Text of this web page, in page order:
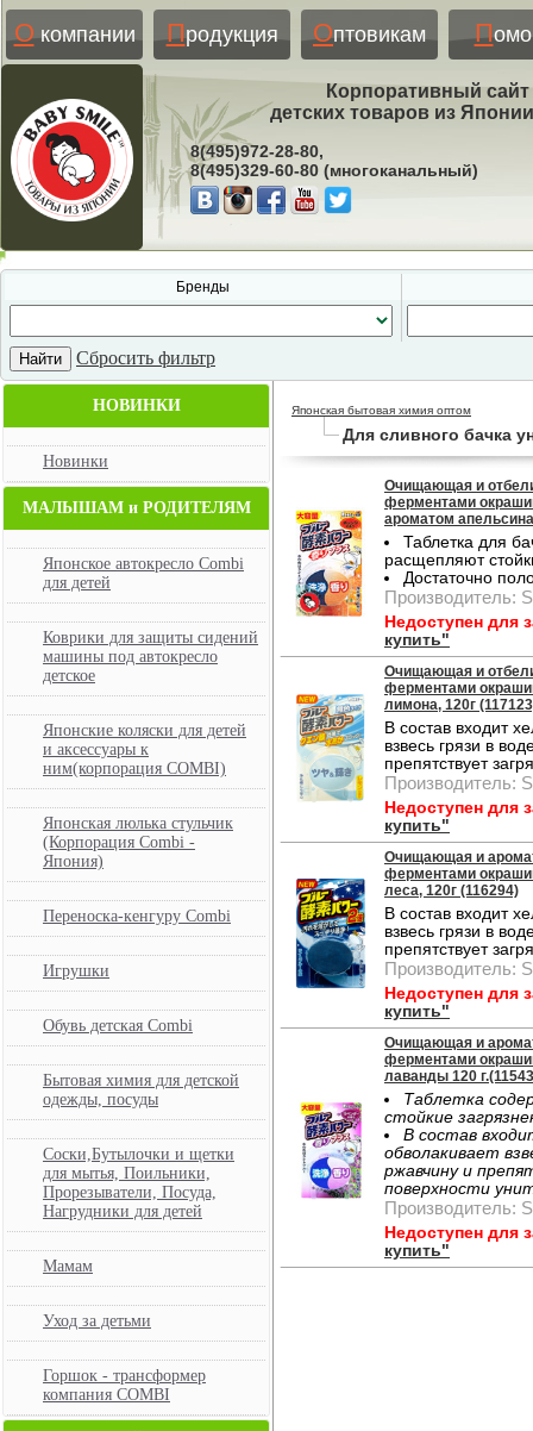
Окомпании Продукция Оптовикам П
Корпоративный
детских товаров из
8(495)972-28-80,
8(495)329-60-80 (многоканальный)
Бренды
Сбросить фильтр
НОВИНКИ
Новинки
МАЛЫШАМ и РОДИТЕЛЯМ
Японское автокресло Combi
для детей
Коврики для защиты сидений
машины под автокресло
детское
Японские коляски для детей
и аксессуары к
ним(корпорация COMBI)
Японская люлька стульчик
(Корпорация Combi -
Япония)
Переноска-кенгуру Combi
Игрушки
Обувь детская Combi
Бытовая химия для детской
одежды, посуды
Соски,Бутылочки и щетки
для мытья, Поильники,
Прорезыватели, Посуда,
Нагрудники для детей
Мамам
Уход за детьми
Горшок - трансформер
компания COMBI
Японская бытовая химия оптом
Для сливного бачка
Очищающая и
ферментами
ароматом
Таблетка для
расщепляют
Достаточно
Производитель:
Недоступен для
купить"
Очищающая и
ферментами
лимона, 120г
В состав входит
взвесь грязи в
препятствует
Производитель:
Недоступен для
купить"
Очищающая и
ферментами
леса, 120г (116294)
В состав входит
взвесь грязи в
препятствует
Производитель:
Недоступен для
купить"
Очищающая и
ферментами
лаванды 120
Таблетка
стойкие
В состав
обволакивает
ржавчину и
поверхности
Производитель:
Недоступен для
купить"